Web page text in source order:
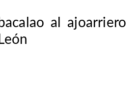
al ajoarriero